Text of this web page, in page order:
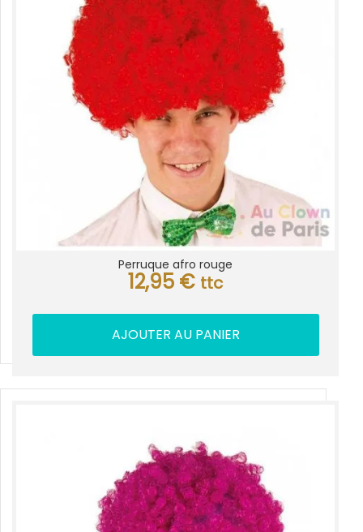
Perruque afro rouge
12,95 € ttc
AJOUTER AU PANIER